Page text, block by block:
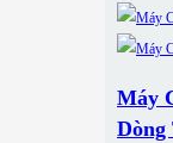
Máy
Dòng